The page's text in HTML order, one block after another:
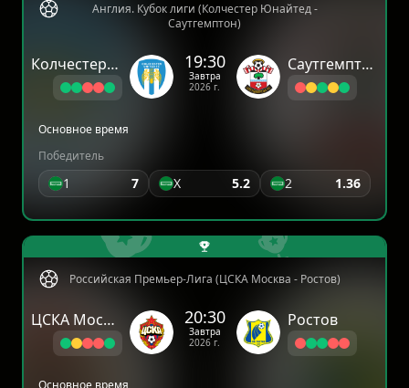
Англия. Кубок лиги (Колчестер Юнайтед -
Саутгемптон)
Колчестер Юнайтед 19:30
Завтра
2026 г.
Саутгемптон
Основное время
Победитель
1 7 X 5.2 2 1.36
Российская Премьер-Лига (ЦСКА Москва - Ростов)
ЦСКА Москва 20:30
Завтра
2026 г.
Ростов